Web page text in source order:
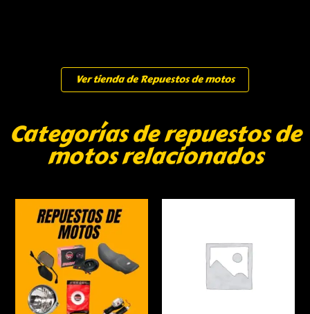
Ver tienda de Repuestos de motos
Categorías de repuestos de
motos relacionados